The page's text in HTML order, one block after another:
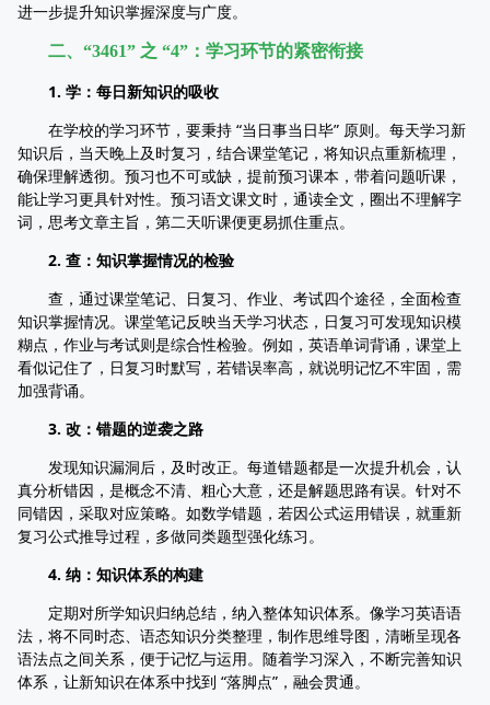
进一步提升知识掌握深度与广度。
二、“3461” 之 “4”：学习环节的紧密衔接
1. 学：每日新知识的吸收
在学校的学习环节，要秉持 “当日事当日毕” 原则。每天学习新
知识后，当天晚上及时复习，结合课堂笔记，将知识点重新梳理，
确保理解透彻。预习也不可或缺，提前预习课本，带着问题听课，
能让学习更具针对性。预习语文课文时，通读全文，圈出不理解字
词，思考文章主旨，第二天听课便更易抓住重点。
2. 查：知识掌握情况的检验
查，通过课堂笔记、日复习、作业、考试四个途径，全面检查
知识掌握情况。课堂笔记反映当天学习状态，日复习可发现知识模
糊点，作业与考试则是综合性检验。例如，英语单词背诵，课堂上
看似记住了，日复习时默写，若错误率高，就说明记忆不牢固，需
加强背诵。
3. 改：错题的逆袭之路
发现知识漏洞后，及时改正。每道错题都是一次提升机会，认
真分析错因，是概念不清、粗心大意，还是解题思路有误。针对不
同错因，采取对应策略。如数学错题，若因公式运用错误，就重新
复习公式推导过程，多做同类题型强化练习。
4. 纳：知识体系的构建
定期对所学知识归纳总结，纳入整体知识体系。像学习英语语
法，将不同时态、语态知识分类整理，制作思维导图，清晰呈现各
语法点之间关系，便于记忆与运用。随着学习深入，不断完善知识
体系，让新知识在体系中找到 “落脚点”，融会贯通。